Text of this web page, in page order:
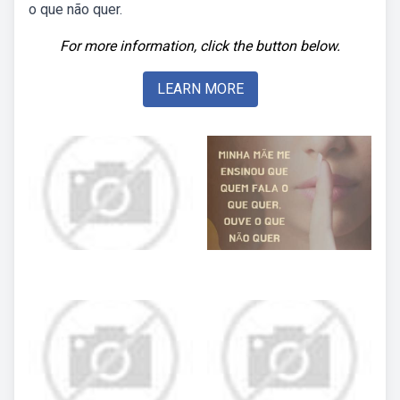
o que não quer.
For more information, click the button below.
LEARN MORE